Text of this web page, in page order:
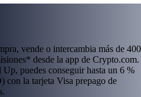
vende o intercambia más de 400
desde la app de Crypto.com.
puedes conseguir hasta un 6 %
con la tarjeta Visa prepago de